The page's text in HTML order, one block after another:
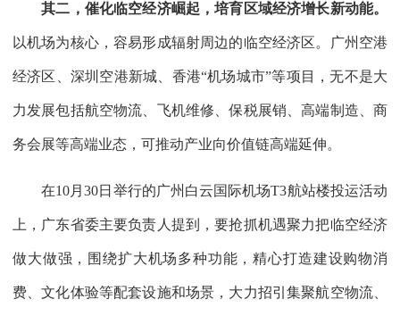
其二，催化临空经济崛起，培育区域经济增长新动能。
以机场为核心，容易形成辐射周边的临空经济区。广州空港
经济区、深圳空港新城、香港“机场城市”等项目，无不是大
力发展包括航空物流、飞机维修、保税展销、高端制造、商
务会展等高端业态，可推动产业向价值链高端延伸。
在10月30日举行的广州白云国际机场T3航站楼投运活动
上，广东省委主要负责人提到，要抢抓机遇聚力把临空经济
做大做强，围绕扩大机场多种功能，精心打造建设购物消
费、文化体验等配套设施和场景，大力招引集聚航空物流、